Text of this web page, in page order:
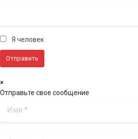
Я человек
×
Отправьте свое сообщение